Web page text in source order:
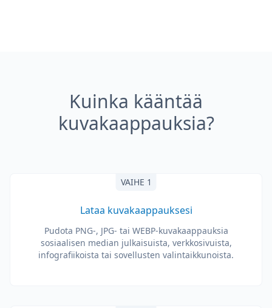
Kuinka kääntää
kuvakaappauksia?
VAIHE 1
Lataa kuvakaappauksesi
Pudota PNG-, JPG- tai WEBP-kuvakaappauksia
sosiaalisen median julkaisuista, verkkosivuista,
infografiikoista tai sovellusten valintaikkunoista.